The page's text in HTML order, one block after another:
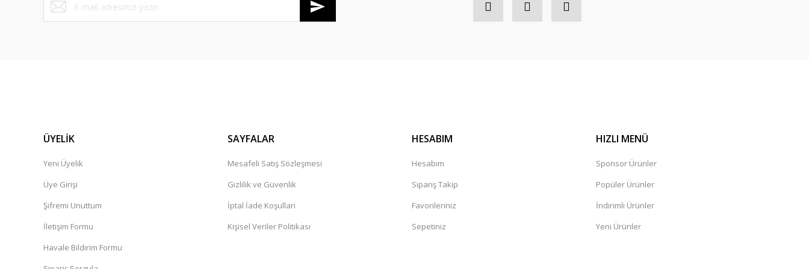
ÜYELİK
Yeni Üyelik
Üye Girişi
Şifremi Unuttum
İletişim Formu
Havale Bildirim Formu
SAYFALAR
Mesafeli Satış Sözleşmesi
Gizlilik ve Güvenlik
İptal İade Koşullari
Kişisel Veriler Politikası
HESABIM
Hesabım
Sipariş Takip
Favorileriniz
Sepetiniz
HIZLI MENÜ
Sponsor Ürünler
Popüler Ürünler
İndirimli Ürünler
Yeni Ürünler